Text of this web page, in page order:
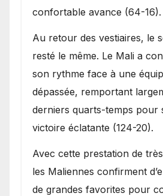
confortable avance (64-16).
Au retour des vestiaires, le
resté le même. Le Mali a
son rythme face à une
dépassée, remportant
derniers quarts-temps pour
victoire éclatante (124-20).
Avec cette prestation de
les Maliennes confirment
de grandes favorites pour